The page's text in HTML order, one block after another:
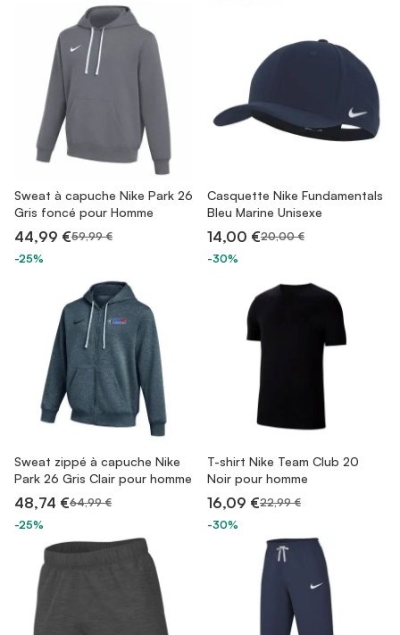
Sweat à capuche Nike Park 26
Gris foncé pour Homme
44,99 €59,99 €
-25%
Casquette Nike Fundamentals
Bleu Marine Unisexe
14,00 €20,00 €
-30%
Sweat zippé à capuche Nike
Park 26 Gris Clair pour homme
48,74 €64,99 €
-25%
T-shirt Nike Team Club 20
Noir pour homme
16,09 €22,99 €
-30%